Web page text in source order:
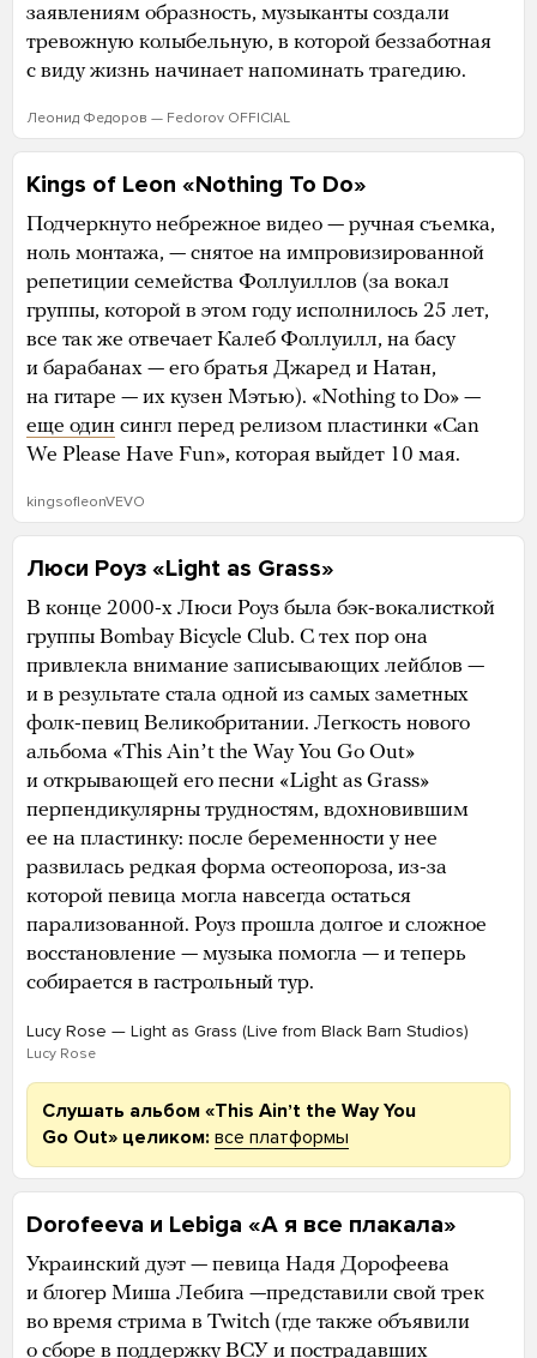
заявлениям образность, музыканты создали
тревожную колыбельную, в которой беззаботная
с виду жизнь начинает напоминать трагедию.
Леонид Федоров — Fedorov OFFICIAL
Kings of Leon «Nothing To Do»
Подчеркнуто небрежное видео — ручная съемка,
ноль монтажа, — снятое на импровизированной
репетиции семейства Фоллуиллов (за вокал
группы, которой в этом году исполнилось 25 лет,
все так же отвечает Калеб Фоллуилл, на басу
и барабанах — его братья Джаред и Натан,
на гитаре — их кузен Мэтью). «Nothing to Do» —
еще один сингл перед релизом пластинки «Can
We Please Have Fun», которая выйдет 10 мая.
kingsofleonVEVO
Люси Роуз «Light as Grass»
В конце 2000-х Люси Роуз была бэк-вокалисткой
группы Bombay Bicycle Club. С тех пор она
привлекла внимание записывающих лейблов —
и в результате стала одной из самых заметных
фолк-певиц Великобритании. Легкость нового
альбома «This Ainʼt the Way You Go Out»
и открывающей его песни «Light as Grass»
перпендикулярны трудностям, вдохновившим
ее на пластинку: после беременности у нее
развилась редкая форма остеопороза, из-за
которой певица могла навсегда остаться
парализованной. Роуз прошла долгое и сложное
восстановление — музыка помогла — и теперь
собирается в гастрольный тур.
Lucy Rose — Light as Grass (Live from Black Barn Studios)
Lucy Rose
Слушать альбом «This Ainʼt the Way You
Go Out» целиком: все платформы
Dorofeeva и Lebiga «А я все плакала»
Украинский дуэт — певица Надя Дорофеева
и блогер Миша Лебига —представили свой трек
во время стрима в Twitch (где также объявили
о сборе в поддержку ВСУ и пострадавших